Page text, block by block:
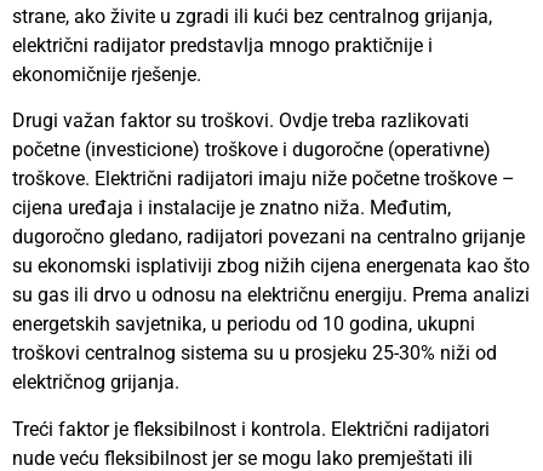
strane, ako živite u zgradi ili kući bez centralnog grijanja,
električni radijator predstavlja mnogo praktičnije i
ekonomičnije rješenje.
Drugi važan faktor su troškovi. Ovdje treba razlikovati
početne (investicione) troškove i dugoročne (operativne)
troškove. Električni radijatori imaju niže početne troškove –
cijena uređaja i instalacije je znatno niža. Međutim,
dugoročno gledano, radijatori povezani na centralno grijanje
su ekonomski isplativiji zbog nižih cijena energenata kao što
su gas ili drvo u odnosu na električnu energiju. Prema analizi
energetskih savjetnika, u periodu od 10 godina, ukupni
troškovi centralnog sistema su u prosjeku 25-30% niži od
električnog grijanja.
Treći faktor je fleksibilnost i kontrola. Električni radijatori
nude veću fleksibilnost jer se mogu lako premještati ili